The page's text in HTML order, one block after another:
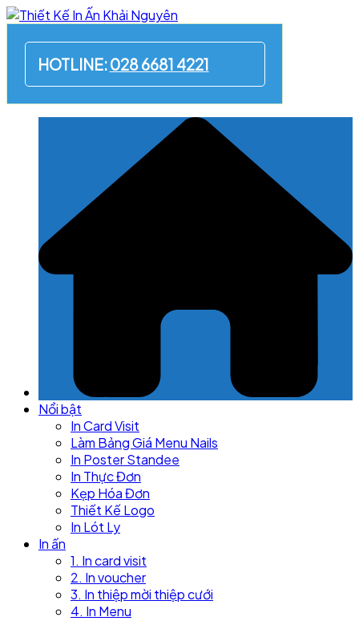
Skip
content
HOTLINE:028 6681 4221
Nổi bật
In Card Visit
Làm Bảng Giá Menu Nails
In Poster Standee
In Thực Đơn
Kẹp Hóa Đơn
Thiết Kế Logo
In Lót Ly
In ấn
1. In card visit
2. In voucher
3. In thiệp mời thiệp cưới
4. In Menu